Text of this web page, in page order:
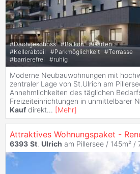
#Dachgeschoss #Balkon #Garten
#Kellerabteil #Parkmöglichkeit #Terrasse
#barrierefrei #ruhig
Moderne Neubauwohnungen mit
zentraler Lage von St.Ulrich am
Annehmlichkeiten des täglichen
Freizeiteinrichtungen in unmittelbarer
Kauf direkt... [Mehr]
6393 St. Ulrich am Pillersee / 145m² /